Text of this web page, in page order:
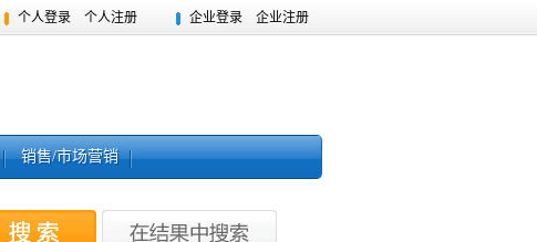
个人登录 个人注册 企业登录 企业注册
销售/市场营销